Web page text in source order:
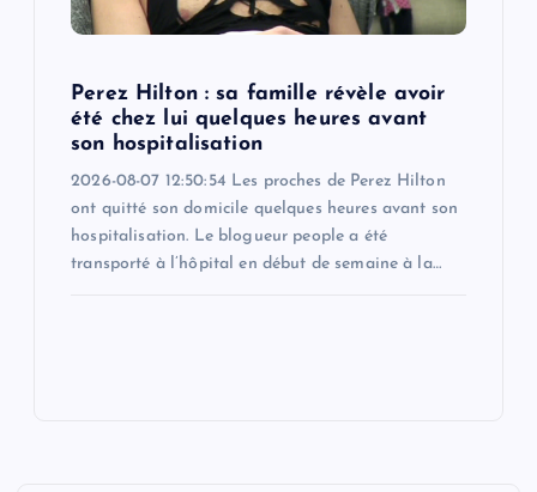
Perez Hilton : sa famille révèle avoir
été chez lui quelques heures avant
son hospitalisation
2026-08-07 12:50:54 Les proches de Perez Hilton
ont quitté son domicile quelques heures avant son
hospitalisation. Le blogueur people a été
transporté à l’hôpital en début de semaine à la…